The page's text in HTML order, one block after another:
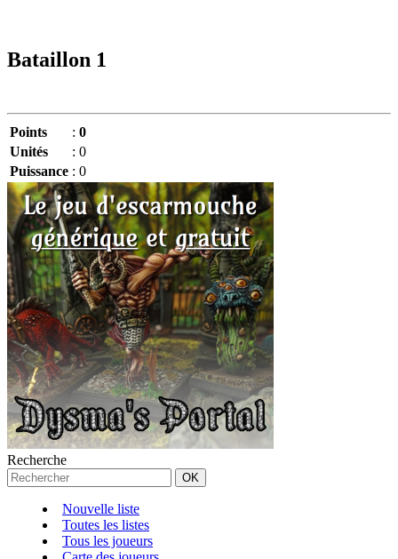
Bataillon 1
Points : 0
Unités
: 0
Puissance : 0
Recherche
Nouvelle liste
Toutes les listes
Tous les joueurs